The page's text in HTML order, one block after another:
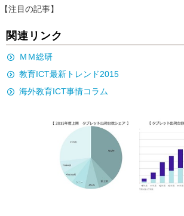
【注目の記事】
関連リンク
ＭＭ総研
教育ICT最新トレンド2015
海外教育ICT事情コラム